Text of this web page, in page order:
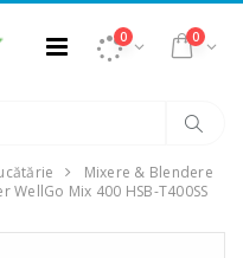
0 0
Mixere & Blendere
WellGo Mix 400 HSB-T400SS